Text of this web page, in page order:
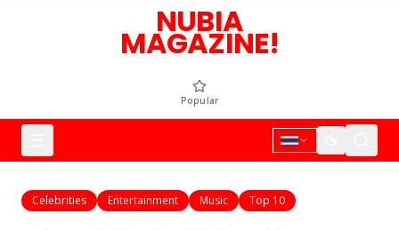
NUBIA
MAGAZINE!
Popular
Celebrities Entertainment Music Top 10